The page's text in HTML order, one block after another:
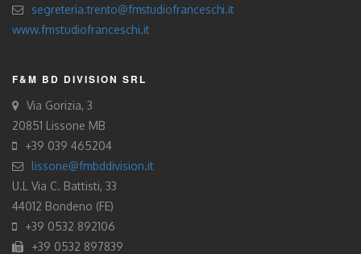
segreteria.trento@fmstudiofranceschi.it
www.fmstudiofranceschi.it
F&M BD DIVISION SRL
Via Gorizia, 3
20851 Lissone MB
+39 039 465204
lissone@fmbddivision.it
U.L Via C. Battisti, 33
44012 Bondeno (FE)
+39 0532 892106
+39 0532 897839